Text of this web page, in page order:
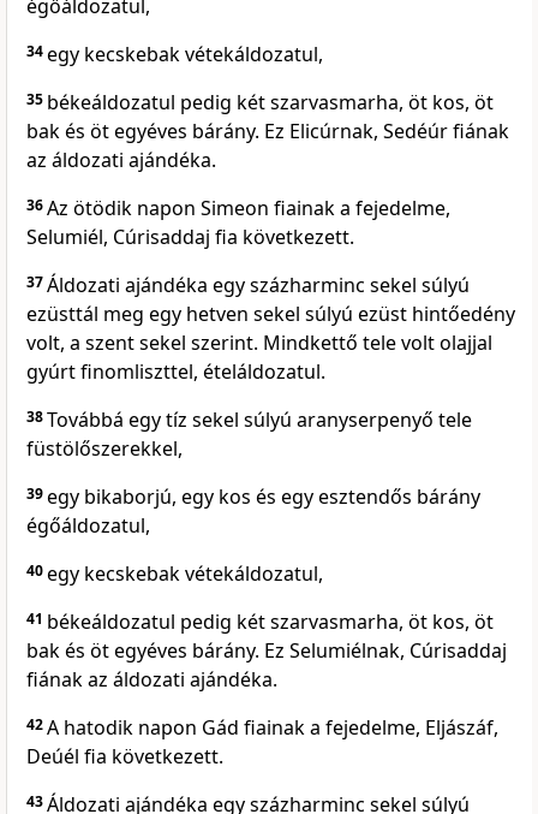
égőáldozatul,
34egy kecskebak vétekáldozatul,
35 békeáldozatul pedig két szarvasmarha, öt kos, öt
bak és öt egyéves bárány. Ez Elicúrnak, Sedéúr fiának
az áldozati ajándéka.
36Az ötödik napon Simeon fiainak a fejedelme,
Selumiél, Cúrisaddaj fia következett.
37Áldozati ajándéka egy százharminc sekel súlyú
ezüsttál meg egy hetven sekel súlyú ezüst hintőedény
volt, a szent sekel szerint. Mindkettő tele volt olajjal
gyúrt finomliszttel, ételáldozatul.
38Továbbá egy tíz sekel súlyú aranyserpenyő tele
füstölőszerekkel,
39egy bikaborjú, egy kos és egy esztendős bárány
égőáldozatul,
40egy kecskebak vétekáldozatul,
41 békeáldozatul pedig két szarvasmarha, öt kos, öt
bak és öt egyéves bárány. Ez Selumiélnak, Cúrisaddaj
fiának az áldozati ajándéka.
42A hatodik napon Gád fiainak a fejedelme, Eljászáf,
Deúél fia következett.
43Áldozati ajándéka egy százharminc sekel súlyú